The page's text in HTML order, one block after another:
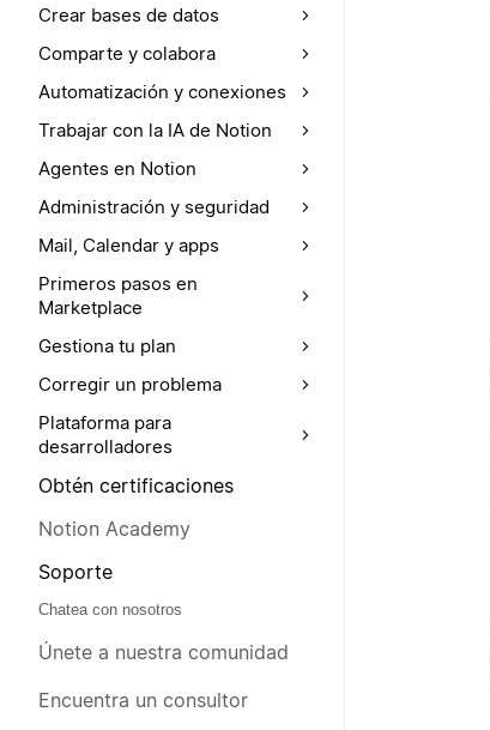
Crear bases de datos
Comparte y colabora
Automatización y conexiones
Trabajar con la IA de Notion
Agentes en Notion
Administración y seguridad
Mail, Calendar y apps
Primeros pasos en
Marketplace
Gestiona tu plan
Corregir un problema
Plataforma para
desarrolladores
Obtén certificaciones
Notion Academy
Soporte
Chatea con nosotros
Únete a nuestra comunidad
Encuentra un consultor